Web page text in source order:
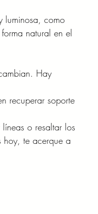
luminosa, como
natural en el
Hay
recuperar soporte
o resaltar los
hoy, te acerque a